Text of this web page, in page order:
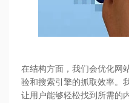
在结构方面，我们会优化网
验和搜索引擎的抓取效率。
让用户能够轻松找到所需的